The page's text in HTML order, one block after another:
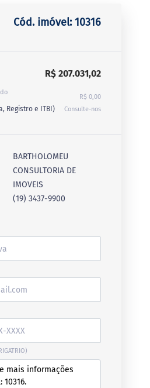
Cód. imóvel: 10316
R$ 207.031,02
R$ 0,00
Registro e ITBI) Consulte-nos
BARTHOLOMEU
CONSULTORIA DE
IMOVEIS
(19) 3437-9900